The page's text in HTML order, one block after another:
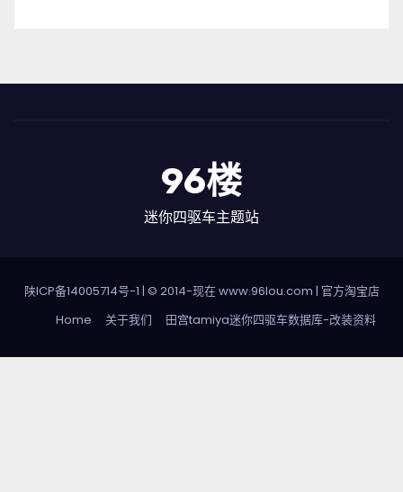
96楼
迷你四驱车主题站
陕ICP备14005714号-1 | © 2014-现在 www.96lou.com | 官方淘宝店
Home
关于我们 田宫tamiya迷你四驱车数据库-改装资料